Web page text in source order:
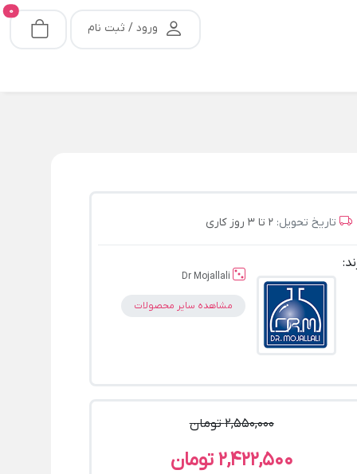
ورود / ثبت نام
0
تاریخ تحویل: 2 تا 3 روز کاری
Dr Mojallali
مشاهده سایر محصولات
2,550,000 تومان
2,422,500 تومان